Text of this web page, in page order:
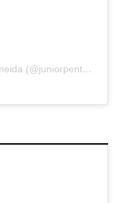
Um post compartilhado por Clovis Almeida (@juniorpentecoste01)